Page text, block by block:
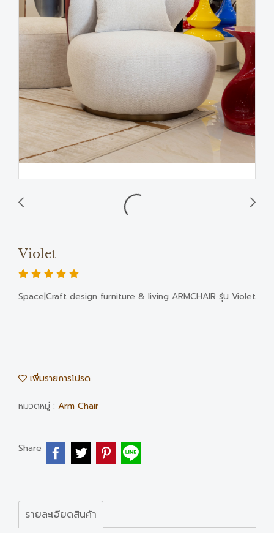
Violet
Space|Craft design furniture & living ARMCHAIR รุ่น Violet
เพิ่มรายการโปรด
หมวดหมู่ : Arm Chair
Share
รายละเอียดสินค้า